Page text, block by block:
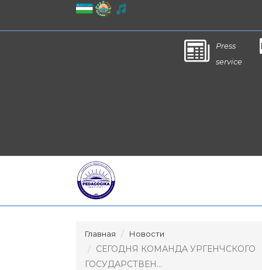
Press
service
Главная Новости
СЕГОДНЯ КОМАНДА УРГЕНЧСКОГО
ГОСУДАРСТВЕН...